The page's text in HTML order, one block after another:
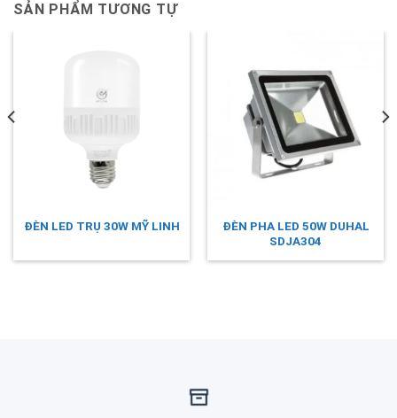
SẢN PHẨM TƯƠNG TỰ
ĐÈN LED TRỤ 30W MỸ LINH
ĐÈN PHA LED 50W DUHAL
SDJA304